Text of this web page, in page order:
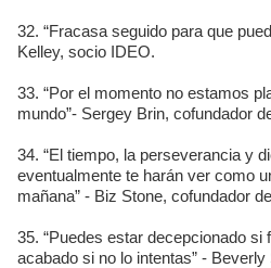
32. “Fracasa seguido para que
Kelley, socio IDEO.
33. “Por el momento no estamos
mundo”- Sergey Brin, cofundador
34. “El tiempo, la perseverancia y
eventualmente te harán ver como
mañana” - Biz Stone, cofundador
35. “Puedes estar decepcionado si
acabado si no lo intentas” -